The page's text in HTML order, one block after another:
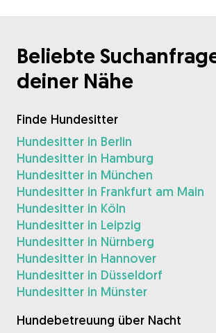
Beliebte
deiner Nähe
Finde Hundesitter
Hundesitter in Berlin
Hundesitter in Hamburg
Hundesitter in München
Hundesitter in Frankfurt am Main
Hundesitter in Köln
Hundesitter in Leipzig
Hundesitter in Nürnberg
Hundesitter in Hannover
Hundesitter in Düsseldorf
Hundesitter in Münster
Hundebetreuung über Nacht